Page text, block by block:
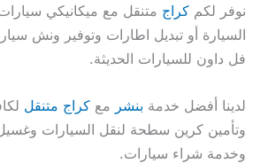
نوفر لكمكراج متنقل مع ميكانيكي
السيارة أو تبديل اطارات وتوفير ونش
فل داون للسيارات الحديثة.
لدينا أفضل خدمة بنشر معكراج متنقل
وتأمين كرين سطحة لنقل السيارات
وخدمة شراء سيارات.